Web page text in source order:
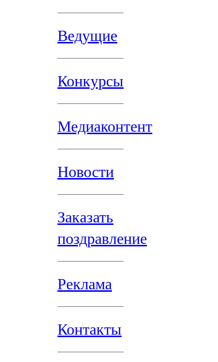
Ведущие
Конкурсы
Медиаконтент
Новости
Заказать
поздравление
Реклама
Контакты